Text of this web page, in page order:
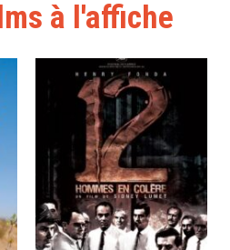
à l'affiche